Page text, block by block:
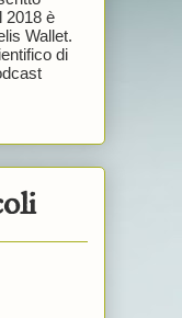
2018 è
Wallet.
di